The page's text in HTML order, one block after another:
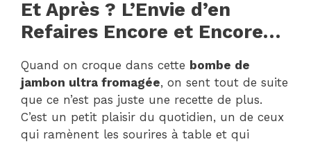
Et Après ? L’Envie d’en
Refaires Encore et Encore…
Quand on croque dans cette bombe de
jambon ultra fromagée, on sent tout de suite
que ce n’est pas juste une recette de plus.
C’est un petit plaisir du quotidien, un de ceux
qui ramènent les sourires à table et qui